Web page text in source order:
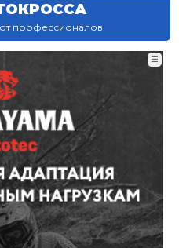
профессионалов
☰